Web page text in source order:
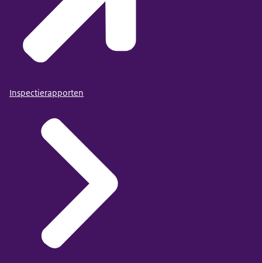
Inspectierapporten